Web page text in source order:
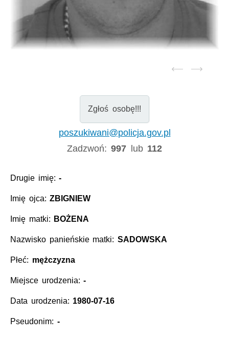
Zgłoś osobę!!!
poszukiwani@policja.gov.pl
Zadzwoń:997 lub 112
Drugie imię:-
Imię ojca:ZBIGNIEW
Imię matki: BOŻENA
Nazwisko panieńskie matki: SADOWSKA
Płeć: mężczyzna
Miejsce urodzenia:-
Data urodzenia: 1980-07-16
Pseudonim: -